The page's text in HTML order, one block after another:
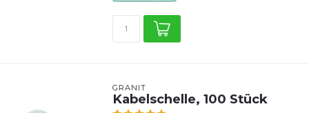
GRANIT
Kabelschelle, 100 Stück